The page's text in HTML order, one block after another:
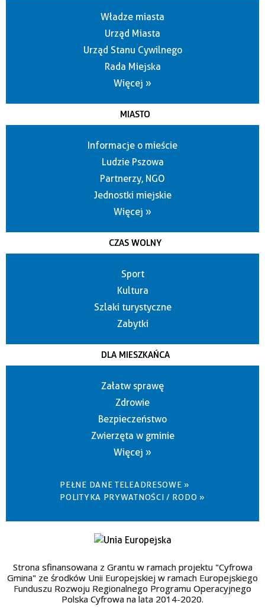
Władze miasta
Urząd Miasta
Urząd Stanu Cywilnego
Rada Miejska
Więcej »
MIASTO
Informacje o mieście
Ludzie Pszowa
Partnerzy, NGO
Jednostki miejskie
Więcej »
CZAS WOLNY
Sport
Kultura
Szlaki turystyczne
Zabytki
DLA MIESZKAŃCA
Załatw sprawę
Zdrowie
Bezpieczeństwo
Zwierzęta w gminie
Więcej »
PEŁNE DANE TELEADRESOWE »
POLITYKA PRYWATNOŚCI / RODO »
Strona sfinansowana z Grantu w ramach projektu "Cyfrowa
Gmina" ze środków Unii Europejskiej w ramach Europejskiego
Funduszu Rozwoju Regionalnego Programu Operacyjnego
Polska Cyfrowa na lata 2014-2020.